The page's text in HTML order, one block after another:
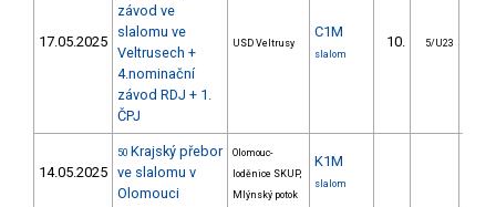
17.05.2025
závod ve
slalomu ve
Veltrusech +
4.nominační
závod RDJ + 1.
ČPJ
USD Veltrusy
C1M
slalom
10. 5/U23
14.05.2025
50 Krajský přebor
ve slalomu v
Olomouci
Olomouc-
loděnice SKUP,
Mlýnský potok
K1M
slalom